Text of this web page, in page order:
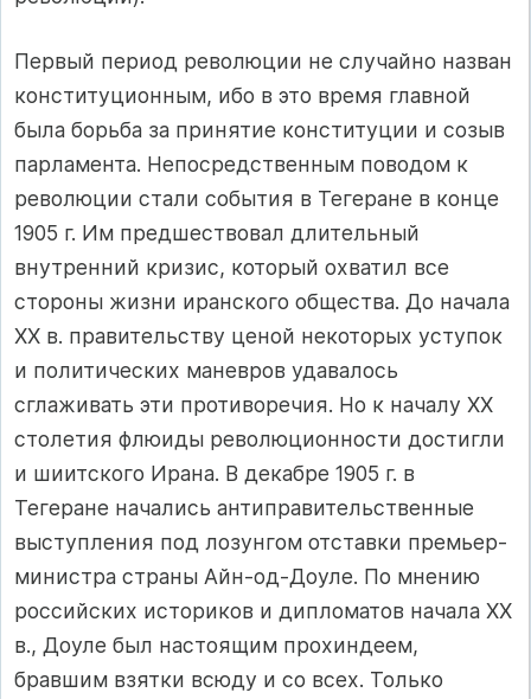
Первый период революции не случайно назван
конституционным, ибо в это время главной
была борьба за принятие конституции и созыв
парламента. Непосредственным поводом к
революции стали события в Тегеране в конце
1905 г. Им предшествовал длительный
внутренний кризис, который охватил все
стороны жизни иранского общества. До начала
XX в. правительству ценой некоторых уступок
и политических маневров удавалось
сглаживать эти противоречия. Но к началу XX
столетия флюиды революционности достигли
и шиитского Ирана. В декабре 1905 г. в
Тегеране начались антиправительственные
выступления под лозунгом отставки премьер-
министра страны Айн-од-Доуле. По мнению
российских историков и дипломатов начала XX
в., Доуле был настоящим прохиндеем,
бравшим взятки всюду и со всех. Только